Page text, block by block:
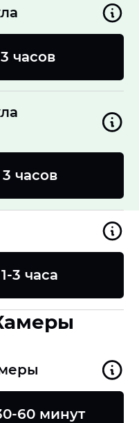
часов
часов
3 часа
60 минут